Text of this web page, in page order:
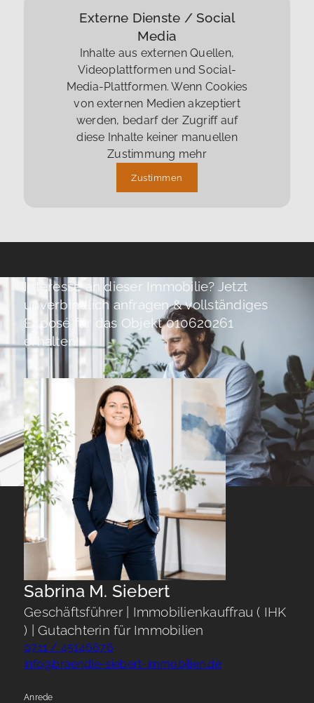
Externe Dienste / Social
Media
Inhalte aus externen Quellen,
Videoplattformen und Social-
Media-Plattformen. Wenn Cookies
von externen Medien akzeptiert
werden, bedarf der Zugriff auf
diese Inhalte keiner manuellen
Zustimmung mehr
Zustimmen
Interesse an dieser Immobilie? Jetzt
unverbindlich anfragen & vollständiges
Exposé für das Objekt 010620261
erhalten!
Sabrina M. Siebert
Geschäftsführer | Immobilienkauffrau ( IHK
) | Gutachterin für Immobilien
0711 / 45146676
info@braendle-siebert-immobilien.de
Anrede